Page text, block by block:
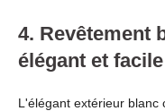
4. Revêtement
élégant et
L'élégant extérieur blanc